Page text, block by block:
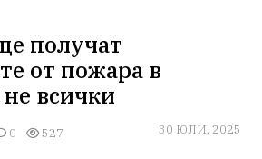
получат
от пожара в
всички
0 527 30 ЮЛИ, 2025